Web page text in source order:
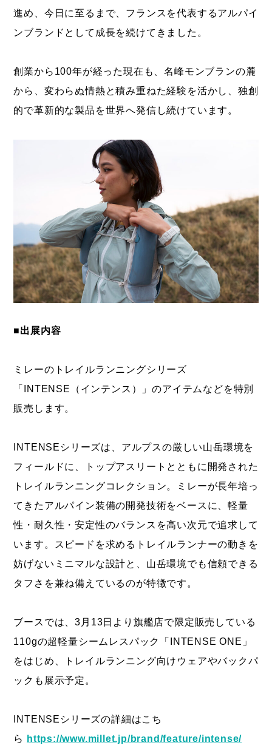
進め、今日に至るまで、フランスを代表するアルパイ
ンブランドとして成長を続けてきました。
創業から100年が経った現在も、名峰モンブランの麓
から、変わらぬ情熱と積み重ねた経験を活かし、独創
的で革新的な製品を世界へ発信し続けています。
■出展内容
ミレーのトレイルランニングシリーズ
「INTENSE（インテンス）」のアイテムなどを特別
販売します。
INTENSEシリーズは、アルプスの厳しい山岳環境を
フィールドに、トップアスリートとともに開発された
トレイルランニングコレクション。ミレーが長年培っ
てきたアルパイン装備の開発技術をベースに、軽量
性・耐久性・安定性のバランスを高い次元で追求して
います。スピードを求めるトレイルランナーの動きを
妨げないミニマルな設計と、山岳環境でも信頼できる
タフさを兼ね備えているのが特徴です。
ブースでは、3月13日より旗艦店で限定販売している
110gの超軽量シームレスパック「INTENSE ONE」
をはじめ、トレイルランニング向けウェアやバックパ
ックも展示予定。
INTENSEシリーズの詳細はこち
ら
https://www.millet.jp/brand/feature/intense/